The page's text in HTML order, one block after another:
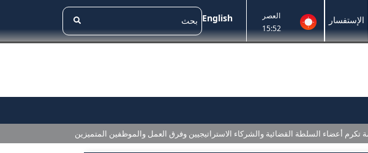
English
العصر
15:52
الإستفسار
تكرم أعضاء السلطة القضائية والشركاء الاستراتيجيين وفرق العمل والموظفين المتميزين